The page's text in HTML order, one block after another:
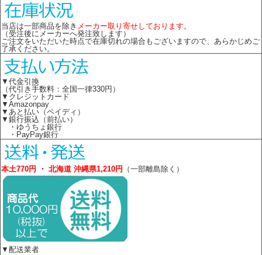
当店は一部商品を除き メーカー取り寄せしております。
（受注後にメーカーへ発注致します）
ご注文をいただいた時点で在庫切れの場合もございますので、あらかじめご
了承ください。
▼代金引換
（代引き手数料：全国一律330円）
▼クレジットカード
▼Amazonpay
▼あと払い（ペイディ）
▼銀行振込（前払い）
・ゆうちょ銀行
・PayPay銀行
本土770円 ・ 北海道 沖縄県1,210円 （一部離島除く）
▼配送業者